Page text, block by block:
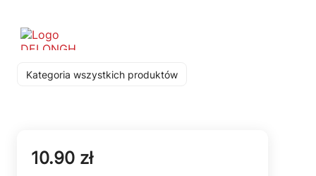
Kategoria wszystkich produktów
10.90 zł